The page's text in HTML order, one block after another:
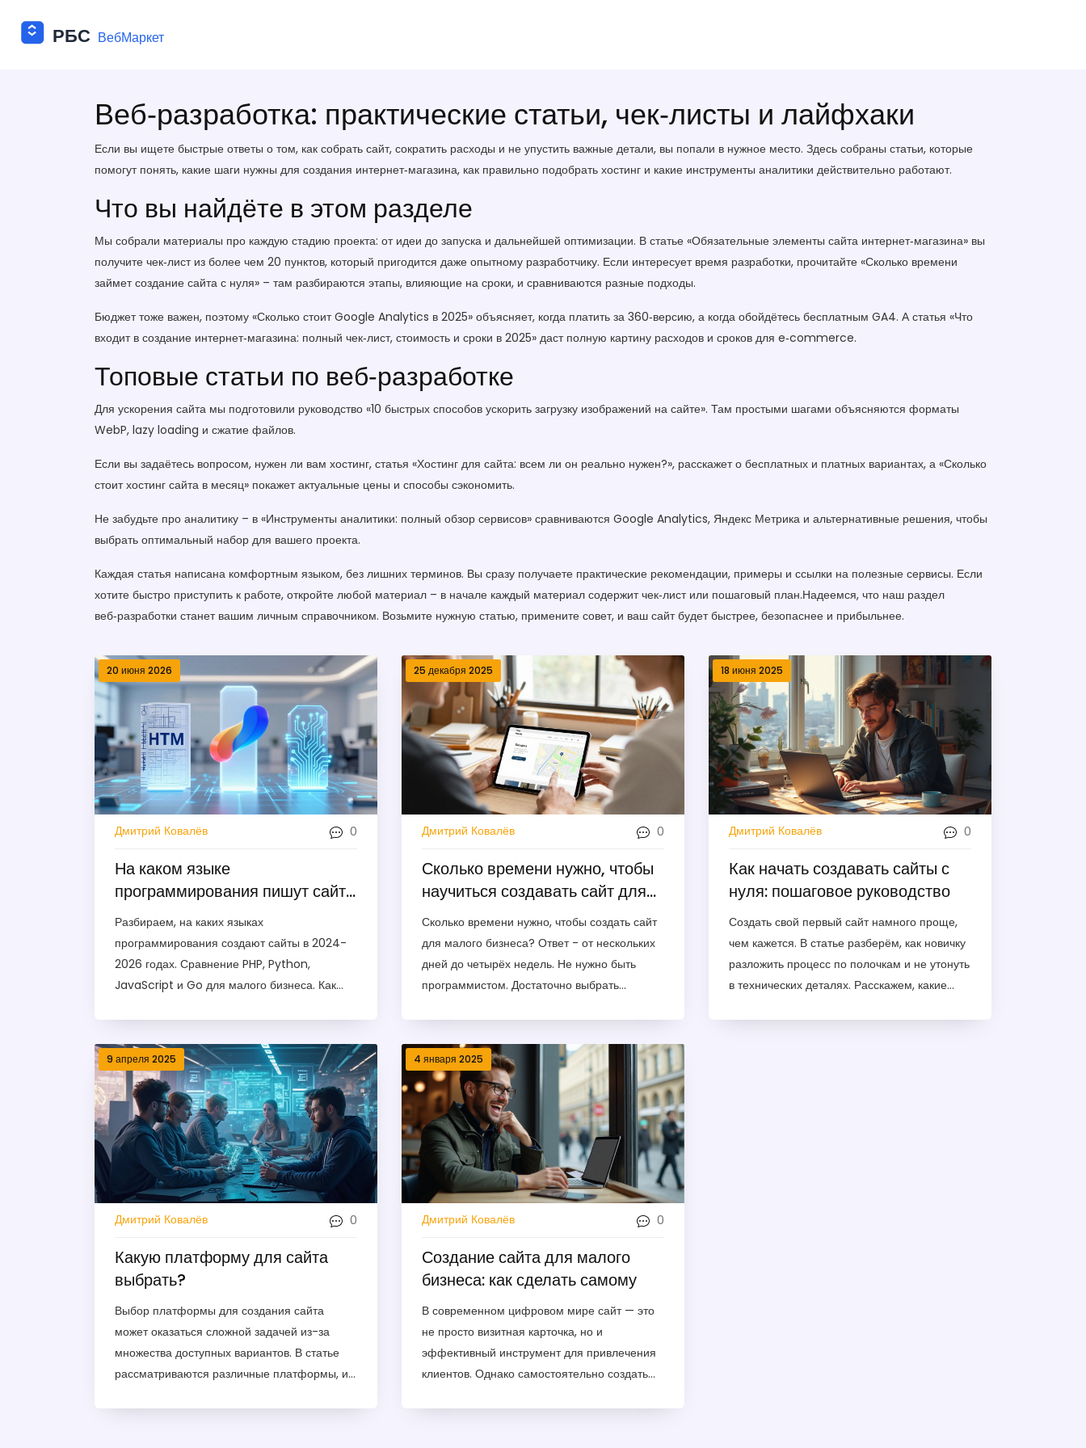
Веб‑разработка: практические статьи, чек‑листы и лайфхаки
Если вы ищете быстрые ответы о том, как собрать сайт, сократить расходы и не упустить важные детали, вы попали в нужное место. Здесь собраны статьи, которые
помогут понять, какие шаги нужны для создания интернет‑магазина, как правильно подобрать хостинг и какие инструменты аналитики действительно работают.
Что вы найдёте в этом разделе
Мы собрали материалы про каждую стадию проекта: от идеи до запуска и дальнейшей оптимизации. В статье «Обязательные элементы сайта интернет‑магазина» вы
получите чек‑лист из более чем 20 пунктов, который пригодится даже опытному разработчику. Если интересует время разработки, прочитайте «Сколько времени
займет создание сайта с нуля» – там разбираются этапы, влияющие на сроки, и сравниваются разные подходы.
Бюджет тоже важен, поэтому «Сколько стоит Google Analytics в 2025» объясняет, когда платить за 360‑версию, а когда обойдётесь бесплатным GA4. А статья «Что
входит в создание интернет‑магазина: полный чек‑лист, стоимость и сроки в 2025» даст полную картину расходов и сроков для e‑commerce.
Топовые статьи по веб‑разработке
Для ускорения сайта мы подготовили руководство «10 быстрых способов ускорить загрузку изображений на сайте». Там простыми шагами объясняются форматы
WebP, lazy loading и сжатие файлов.
Если вы задаётесь вопросом, нужен ли вам хостинг, статья «Хостинг для сайта: всем ли он реально нужен?», расскажет о бесплатных и платных вариантах, а «Сколько
стоит хостинг сайта в месяц» покажет актуальные цены и способы сэкономить.
Не забудьте про аналитику – в «Инструменты аналитики: полный обзор сервисов» сравниваются Google Analytics, Яндекс Метрика и альтернативные решения, чтобы
выбрать оптимальный набор для вашего проекта.
Каждая статья написана комфортным языком, без лишних терминов. Вы сразу получаете практические рекомендации, примеры и ссылки на полезные сервисы. Если
хотите быстро приступить к работе, откройте любой материал – в начале каждый материал содержит чек‑лист или пошаговый план.Надеемся, что наш раздел
веб‑разработки станет вашим личным справочником. Возьмите нужную статью, примените совет, и ваш сайт будет быстрее, безопаснее и прибыльнее.
20 июня 2026
Дмитрий Ковалёв 0
На каком языке
программирования пишут сайты
в 2024-2026: гид для малого
бизнеса
Разбираем, на каких языках
программирования создают сайты в 2024-
2026 годах. Сравнение PHP, Python,
JavaScript и Go для малого бизнеса. Как
25 декабря 2025
Дмитрий Ковалёв 0
Сколько времени нужно, чтобы
научиться создавать сайт для
малого бизнеса
Сколько времени нужно, чтобы создать сайт
для малого бизнеса? Ответ - от нескольких
дней до четырёх недель. Не нужно быть
программистом. Достаточно выбрать
18 июня 2025
Дмитрий Ковалёв 0
Как начать создавать сайты с
нуля: пошаговое руководство
Создать свой первый сайт намного проще,
чем кажется. В статье разберём, как новичку
разложить процесс по полочкам и не утонуть
в технических деталях. Расскажем, какие
9 апреля 2025
Дмитрий Ковалёв 0
Какую платформу для сайта
выбрать?
Выбор платформы для создания сайта
может оказаться сложной задачей из-за
множества доступных вариантов. В статье
рассматриваются различные платформы, их
4 января 2025
Дмитрий Ковалёв 0
Создание сайта для малого
бизнеса: как сделать самому
В современном цифровом мире сайт — это
не просто визитная карточка, но и
эффективный инструмент для привлечения
клиентов. Однако самостоятельно создать